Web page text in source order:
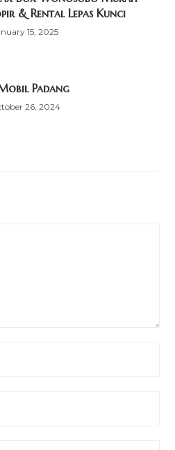
& Rental Lepas Kunci
15, 2025
Padang
26, 2024